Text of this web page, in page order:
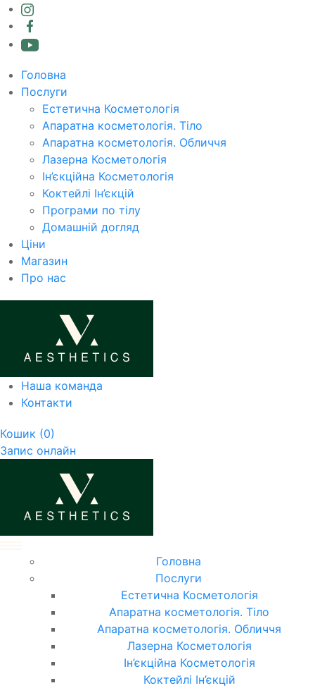
Головна
Послуги
Естетична Косметологія
Апаратна косметологія. Тіло
Апаратна косметологія. Обличчя
Лазерна Косметологія
Ін’єкційна Косметологія
Коктейлі Ін’єкцій
Програми по тілу
Домашній догляд
Ціни
Магазин
Про нас
Наша команда
Контакти
Кошик (0)
Запис онлайн
Головна
Послуги
Естетична Косметологія
Апаратна косметологія. Тіло
Апаратна косметологія. Обличчя
Лазерна Косметологія
Ін’єкційна Косметологія
Коктейлі Ін’єкцій